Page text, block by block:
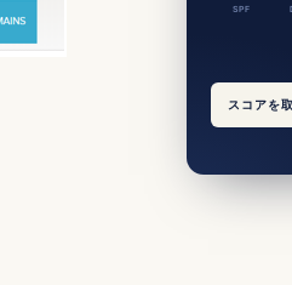
SPF
スコアを